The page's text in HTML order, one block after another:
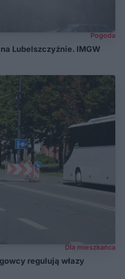
Pogoda
Lubelszczyźnie. IMGW
Dla mieszkańca
regulują włazy